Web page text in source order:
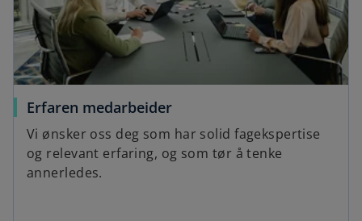
Erfaren medarbeider
Vi ønsker oss deg som har solid fagekspertise
og relevant erfaring, og som tør å tenke
annerledes.